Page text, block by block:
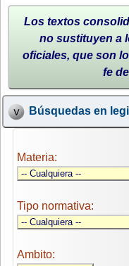
Los textos
no sustituyen a
oficiales, que son
fe
Búsquedas en
Materia:
Tipo normativa:
Ambito: